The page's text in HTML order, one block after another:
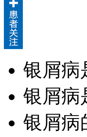
银屑病
银屑病
银屑病